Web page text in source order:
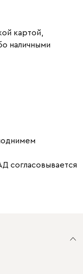
картой,
наличными
согласовывается